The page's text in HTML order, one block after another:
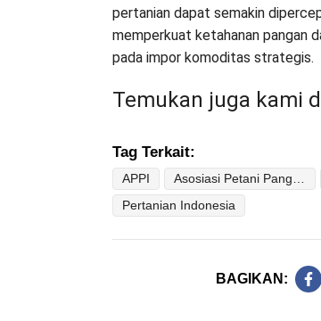
pertanian dapat semakin
memperkuat ketahanan pangan
pada impor komoditas strategis.
Temukan juga kami
Tag Terkait:
APPI
Pertanian Indonesia
BAGIKAN: